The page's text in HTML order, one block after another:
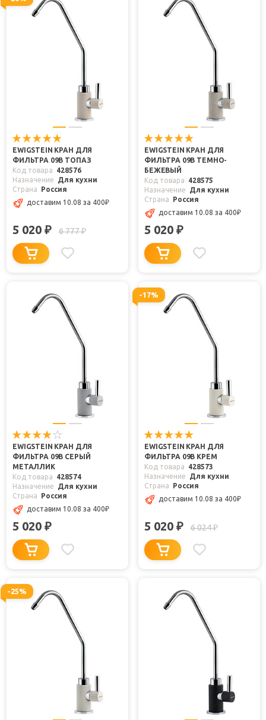
EWIGSTEIN КРАН ДЛЯ
ФИЛЬТРА 09В ТОПАЗ
Код товара
428576
Назначение
Для кухни
Страна
Россия
доставим 10.08 за 400₽
5 020 ₽ 6 777₽
EWIGSTEIN КРАН ДЛЯ
ФИЛЬТРА 09В ТЕМНО-
БЕЖЕВЫЙ
Код товара
428575
Назначение
Для кухни
Страна
Россия
доставим 10.08 за 400₽
5 020 ₽
EWIGSTEIN КРАН ДЛЯ
ФИЛЬТРА 09В СЕРЫЙ
МЕТАЛЛИК
Код товара
428574
Назначение
Для кухни
Страна
Россия
доставим 10.08 за 400₽
5 020 ₽
-17%
EWIGSTEIN КРАН ДЛЯ
ФИЛЬТРА 09В КРЕМ
Код товара
428573
Назначение
Для кухни
Страна
Россия
доставим 10.08 за 400₽
5 020 ₽ 6 024₽
-25%